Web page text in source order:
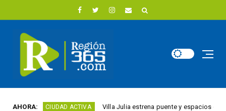
AHORA:
CIUDAD ACTIVA Villa Julia estrena puente y espacios